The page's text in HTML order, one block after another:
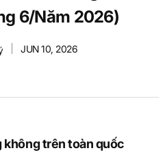
n 6/Năm 2026)
JUN 10, 2026
không trên toàn quốc